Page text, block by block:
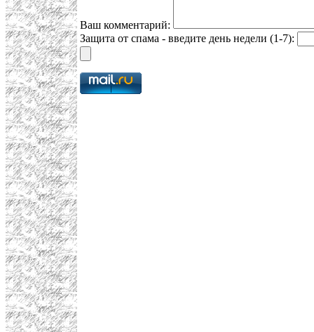
Ваш комментарий:
Защита от спама - введите день недели (1-7):